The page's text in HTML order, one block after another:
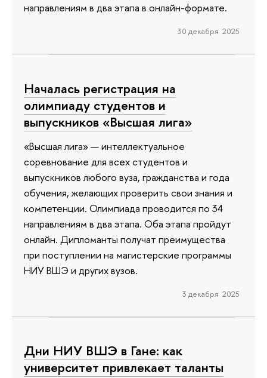
направлениям в два этапа в онлайн-формате.
30 декабря 2025
Началась регистрация на
олимпиаду студентов и
выпускников «Высшая лига»
«Высшая лига» — интеллектуальное
соревнование для всех студентов и
выпускников любого вуза, гражданства и года
обучения, желающих проверить свои знания и
компетенции. Олимпиада проводится по 34
направлениям в два этапа. Оба этапа пройдут
онлайн. Дипломанты получат преимущества
при поступлении на магистерские программы
НИУ ВШЭ и других вузов.
3 декабря 2025
Дни НИУ ВШЭ в Гане: как
университет привлекает таланты